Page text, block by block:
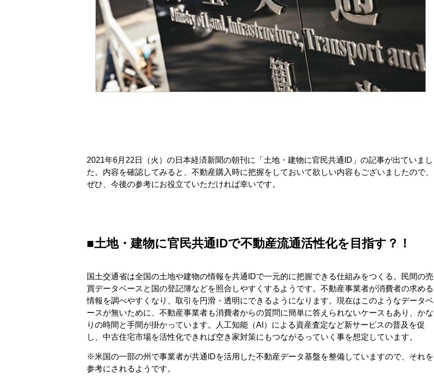
2021年6月22日（火）の日本経済新聞の朝刊に「土地・建物に官民共通ID」の記事が出ていまし
た。内容を確認してみると、不動産購入時に把握をしておいて欲しい内容もございましたので、
ぜひ、今後の参考にお役立ていただければ幸いです。
■土地・建物に官民共通IDで不動産流通活性化を目指す？！
国土交通省は全国の土地や建物の情報を共通IDで一元的に把握できる仕組みをつくる。民間の売
買データベースと国の登記簿などを照合しやすくするようです。不動産事業者が消費者の求める
情報を調べやすくなり、取引を円滑・透明にできるようになります。現在はこのようなデータベ
ースが無いために、不動産事業者も消費者からの質問に簡単に答えられないケースもあり、かな
りの時間と手間が掛かっています。人工知能（AI）による資産査定など新サービスの普及を促
し、中古住宅市場を活性化できれば空き家対策にもつながるっていく事を想定しています。
※米国の一部の州で事業者が共通IDを活用した不動産データ基盤を整備していますので、それを
参考にされるようです。